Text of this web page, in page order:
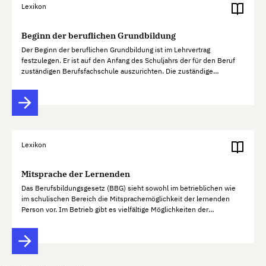
Lexikon
Beginn der beruflichen Grundbildung
Der Beginn der beruflichen Grundbildung ist im Lehrvertrag
festzulegen. Er ist auf den Anfang des Schuljahrs der für den Beruf
zuständigen Berufsfachschule auszurichten. Die zuständige
bewilligen:…
Lexikon
Mitsprache der Lernenden
Das Berufsbildungsgesetz (BBG) sieht sowohl im betrieblichen wie
im schulischen Bereich die Mitsprachemöglichkeit der lernenden
Person vor. Im Betrieb gibt es vielfältige Möglichkeiten der